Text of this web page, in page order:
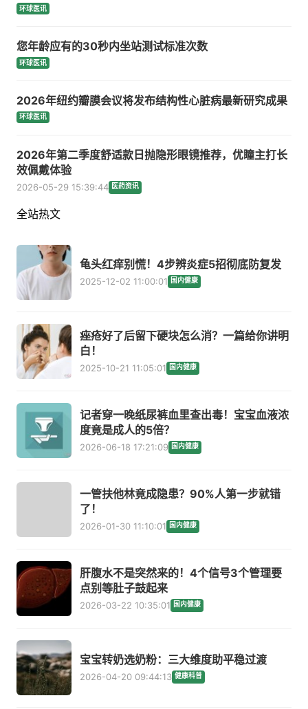
环球医讯
您年龄应有的30秒内坐站测试标准次数
环球医讯
2026年纽约瓣膜会议将发布结构性心脏病最新研究成果
环球医讯
2026年第二季度舒适款日抛隐形眼镜推荐，优瞳主打长
效佩戴体验
2026-05-29 15:39:44 医药资讯
全站热文
龟头红痒别慌！4步辨炎症5招彻底防复发
2025-12-02 11:00:01 国内健康
痤疮好了后留下硬块怎么消？一篇给你讲明
白！
2025-10-21 11:05:01 国内健康
记者穿一晚纸尿裤血里查出毒！宝宝血液浓
度竟是成人的5倍？
2026-06-18 17:21:09 国内健康
一管扶他林竟成隐患？90%人第一步就错
了！
2026-01-30 11:10:01 国内健康
肝腹水不是突然来的！4个信号3个管理要
点别等肚子鼓起来
2026-03-22 10:35:01 国内健康
宝宝转奶选奶粉：三大维度助平稳过渡
2026-04-20 09:44:13 健康科普